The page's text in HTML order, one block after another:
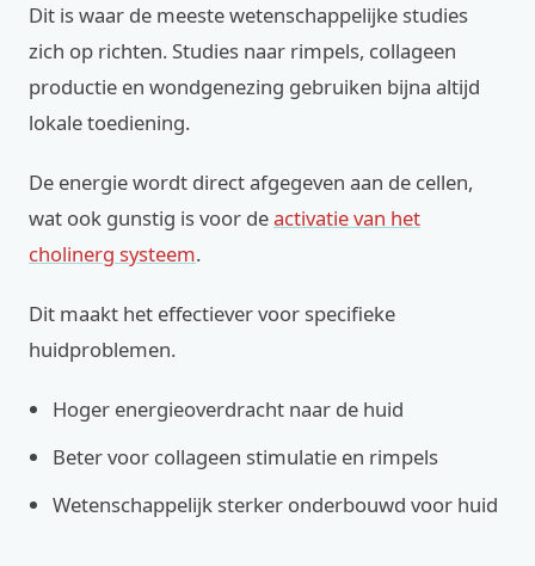
Dit is waar de meeste wetenschappelijke studies
zich op richten. Studies naar rimpels, collageen
productie en wondgenezing gebruiken bijna altijd
lokale toediening.
De energie wordt direct afgegeven aan de cellen,
wat ook gunstig is voor deactivatie van het
cholinerg systeem.
Dit maakt het effectiever voor specifieke
huidproblemen.
Hoger energieoverdracht naar de huid
Beter voor collageen stimulatie en rimpels
Wetenschappelijk sterker onderbouwd voor huid